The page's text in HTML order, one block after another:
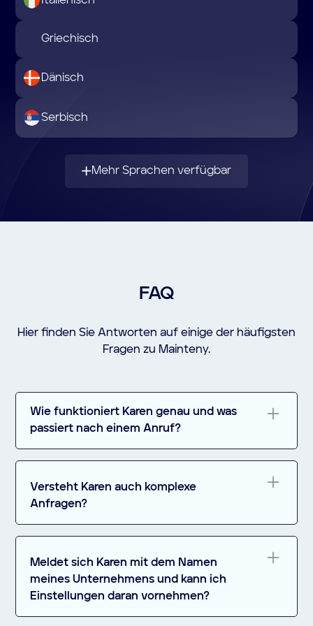
Griechisch
Dänisch
Serbisch
Mehr Sprachen verfügbar
FAQ
Hier finden Sie Antworten auf einige der häufigsten
Fragen zu Mainteny.
Wie funktioniert Karen genau und was
passiert nach einem Anruf?
Karen nutzt eine einfache Rufumleitung Ihrer
bestehenden Festnetz- oder Mobilnummer.
Sobald Sie die Umleitung aktivieren – etwa bei
Gespräch, begrüßt im Namen Ihres
Unternehmens, führt einen natürlichen Dialog
und erkennt das Anliegen – etwa eine Störung,
einen Angebotswunsch oder eine
Versteht Karen auch komplexe
Anfragen?
Ja, Karen wurde gezielt für Service-Betriebe
konzipiert. Sie erkennt Begriffe wie Störung,
Wartung, Fabriknummer oder Fehlercode und
leitet daraus automatisch die passenden
Meldet sich Karen mit dem Namen
meines Unternehmens und kann ich
Einstellungen daran vornehmen?